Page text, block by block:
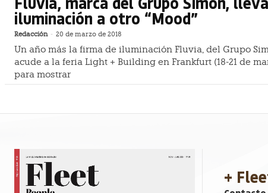
iluminación a otro “Mood”
Redacción - 20 de marzo de 2018
Un año más la firma de iluminación Fluvia, del Grupo
acude a la feria Light + Building en Frankfurt (18-21 de
para mostrar
+